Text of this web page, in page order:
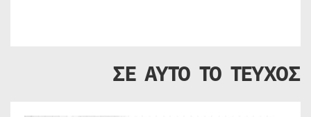
ΣΕ ΑΥΤΟ ΤΟ ΤΕΥΧΟΣ